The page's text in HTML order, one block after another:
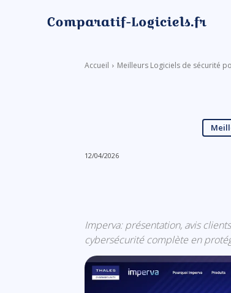
Accueil Meilleurs Logiciels de sécurité
12/04/2026
Imperva: présentation, avis
cybersécurité complète en